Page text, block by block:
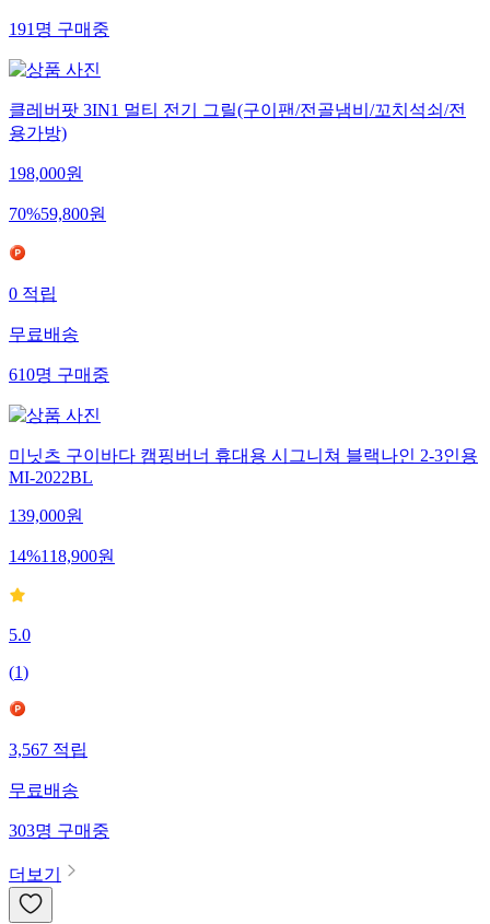
191 명 구매중
클레버팟 3IN1 멀티 전기 그릴(구이팬/전골냄비/꼬치석쇠/전
용가방)
198,000원
70%59,800원
0 적립
무료배송
610명 구매중
미닛츠 구이바다 캠핑버너 휴대용 시그니쳐 블랙나인 2-3인용
MI-2022BL
139,000원
14%118,900원
5.0
(1)
3,567 적립
무료배송
303명 구매중
더보기